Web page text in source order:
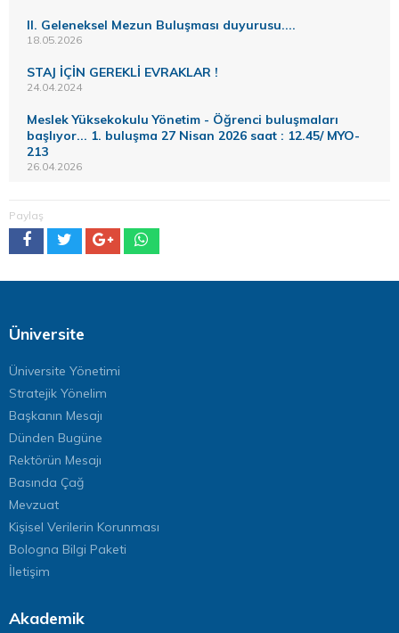
II. Geleneksel Mezun Buluşması duyurusu....
18.05.2026
STAJ İÇİN GEREKLİ EVRAKLAR !
24.04.2024
Meslek Yüksekokulu Yönetim - Öğrenci buluşmaları
başlıyor... 1. buluşma 27 Nisan 2026 saat : 12.45/ MYO-
213
26.04.2026
Paylaş
Üniversite
Üniversite Yönetimi
Stratejik Yönelim
Başkanın Mesajı
Dünden Bugüne
Rektörün Mesajı
Basında Çağ
Mevzuat
Kişisel Verilerin Korunması
Bologna Bilgi Paketi
İletişim
Akademik